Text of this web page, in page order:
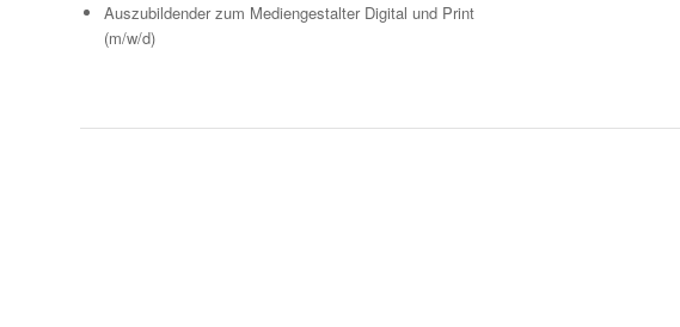
Auszubildender zum Mediengestalter Digital und Print
(m/w/d)